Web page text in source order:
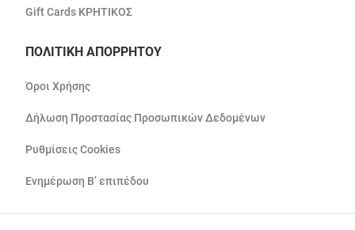
Gift Cards ΚΡΗΤΙΚΟΣ
ΠΟΛΙΤΙΚΗ ΑΠΟΡΡΗΤΟΥ
Όροι Χρήσης
Δήλωση Προστασίας Προσωπικών Δεδομένων
Ρυθμίσεις Cookies
Ενημέρωση Β’ επιπέδου